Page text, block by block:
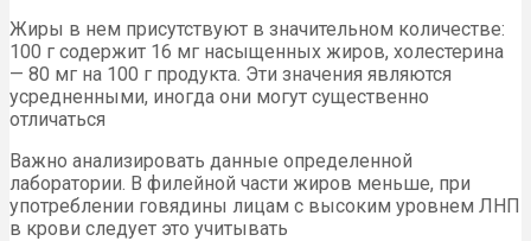
Жиры в нем присутствуют в значительном количестве:
100 г содержит 16 мг насыщенных жиров, холестерина
— 80 мг на 100 г продукта. Эти значения являются
усредненными, иногда они могут существенно
отличаться
Важно анализировать данные определенной
лаборатории. В филейной части жиров меньше, при
употреблении говядины лицам с высоким уровнем ЛНП
в крови следует это учитывать